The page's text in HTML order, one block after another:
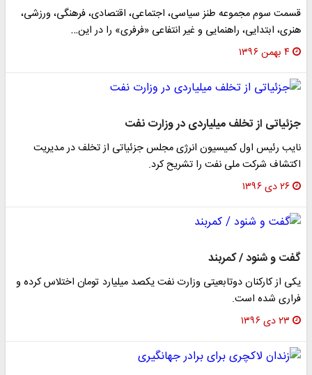
قسمت سوم مجموعه طنز سیاسی، اجتماعی، اقتصادی، فرهنگی، ورزشی،
هنری، ابتدایی، راهنمایی و غیر انتفاعی «فرفری» را در این…
۴ بهمن ۱۳۹۶
جزئیاتی از تخلف میلیاردی در وزارت نفت
نایب رئیس اول کمیسیون انرژی مجلس جزئیاتی از تخلف در مدیریت
اکتشاف شرکت ملی نفت را تشریح کرد.
۲۶ دی ۱۳۹۶
گفت و شنود / کمربند
یکی از کارکنان دوتابعیتی وزارت نفت یکصد میلیارد تومان اختلاس کرده و
فراری شده است.
۲۳ دی ۱۳۹۶